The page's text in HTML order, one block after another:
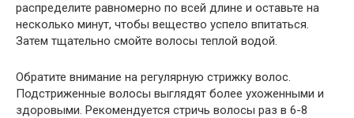
распределите равномерно по всей длине и оставьте на
несколько минут, чтобы вещество успело впитаться.
Затем тщательно смойте волосы теплой водой.
Обратите внимание на регулярную стрижку волос.
Подстриженные волосы выглядят более ухоженными и
здоровыми. Рекомендуется стричь волосы раз в 6-8